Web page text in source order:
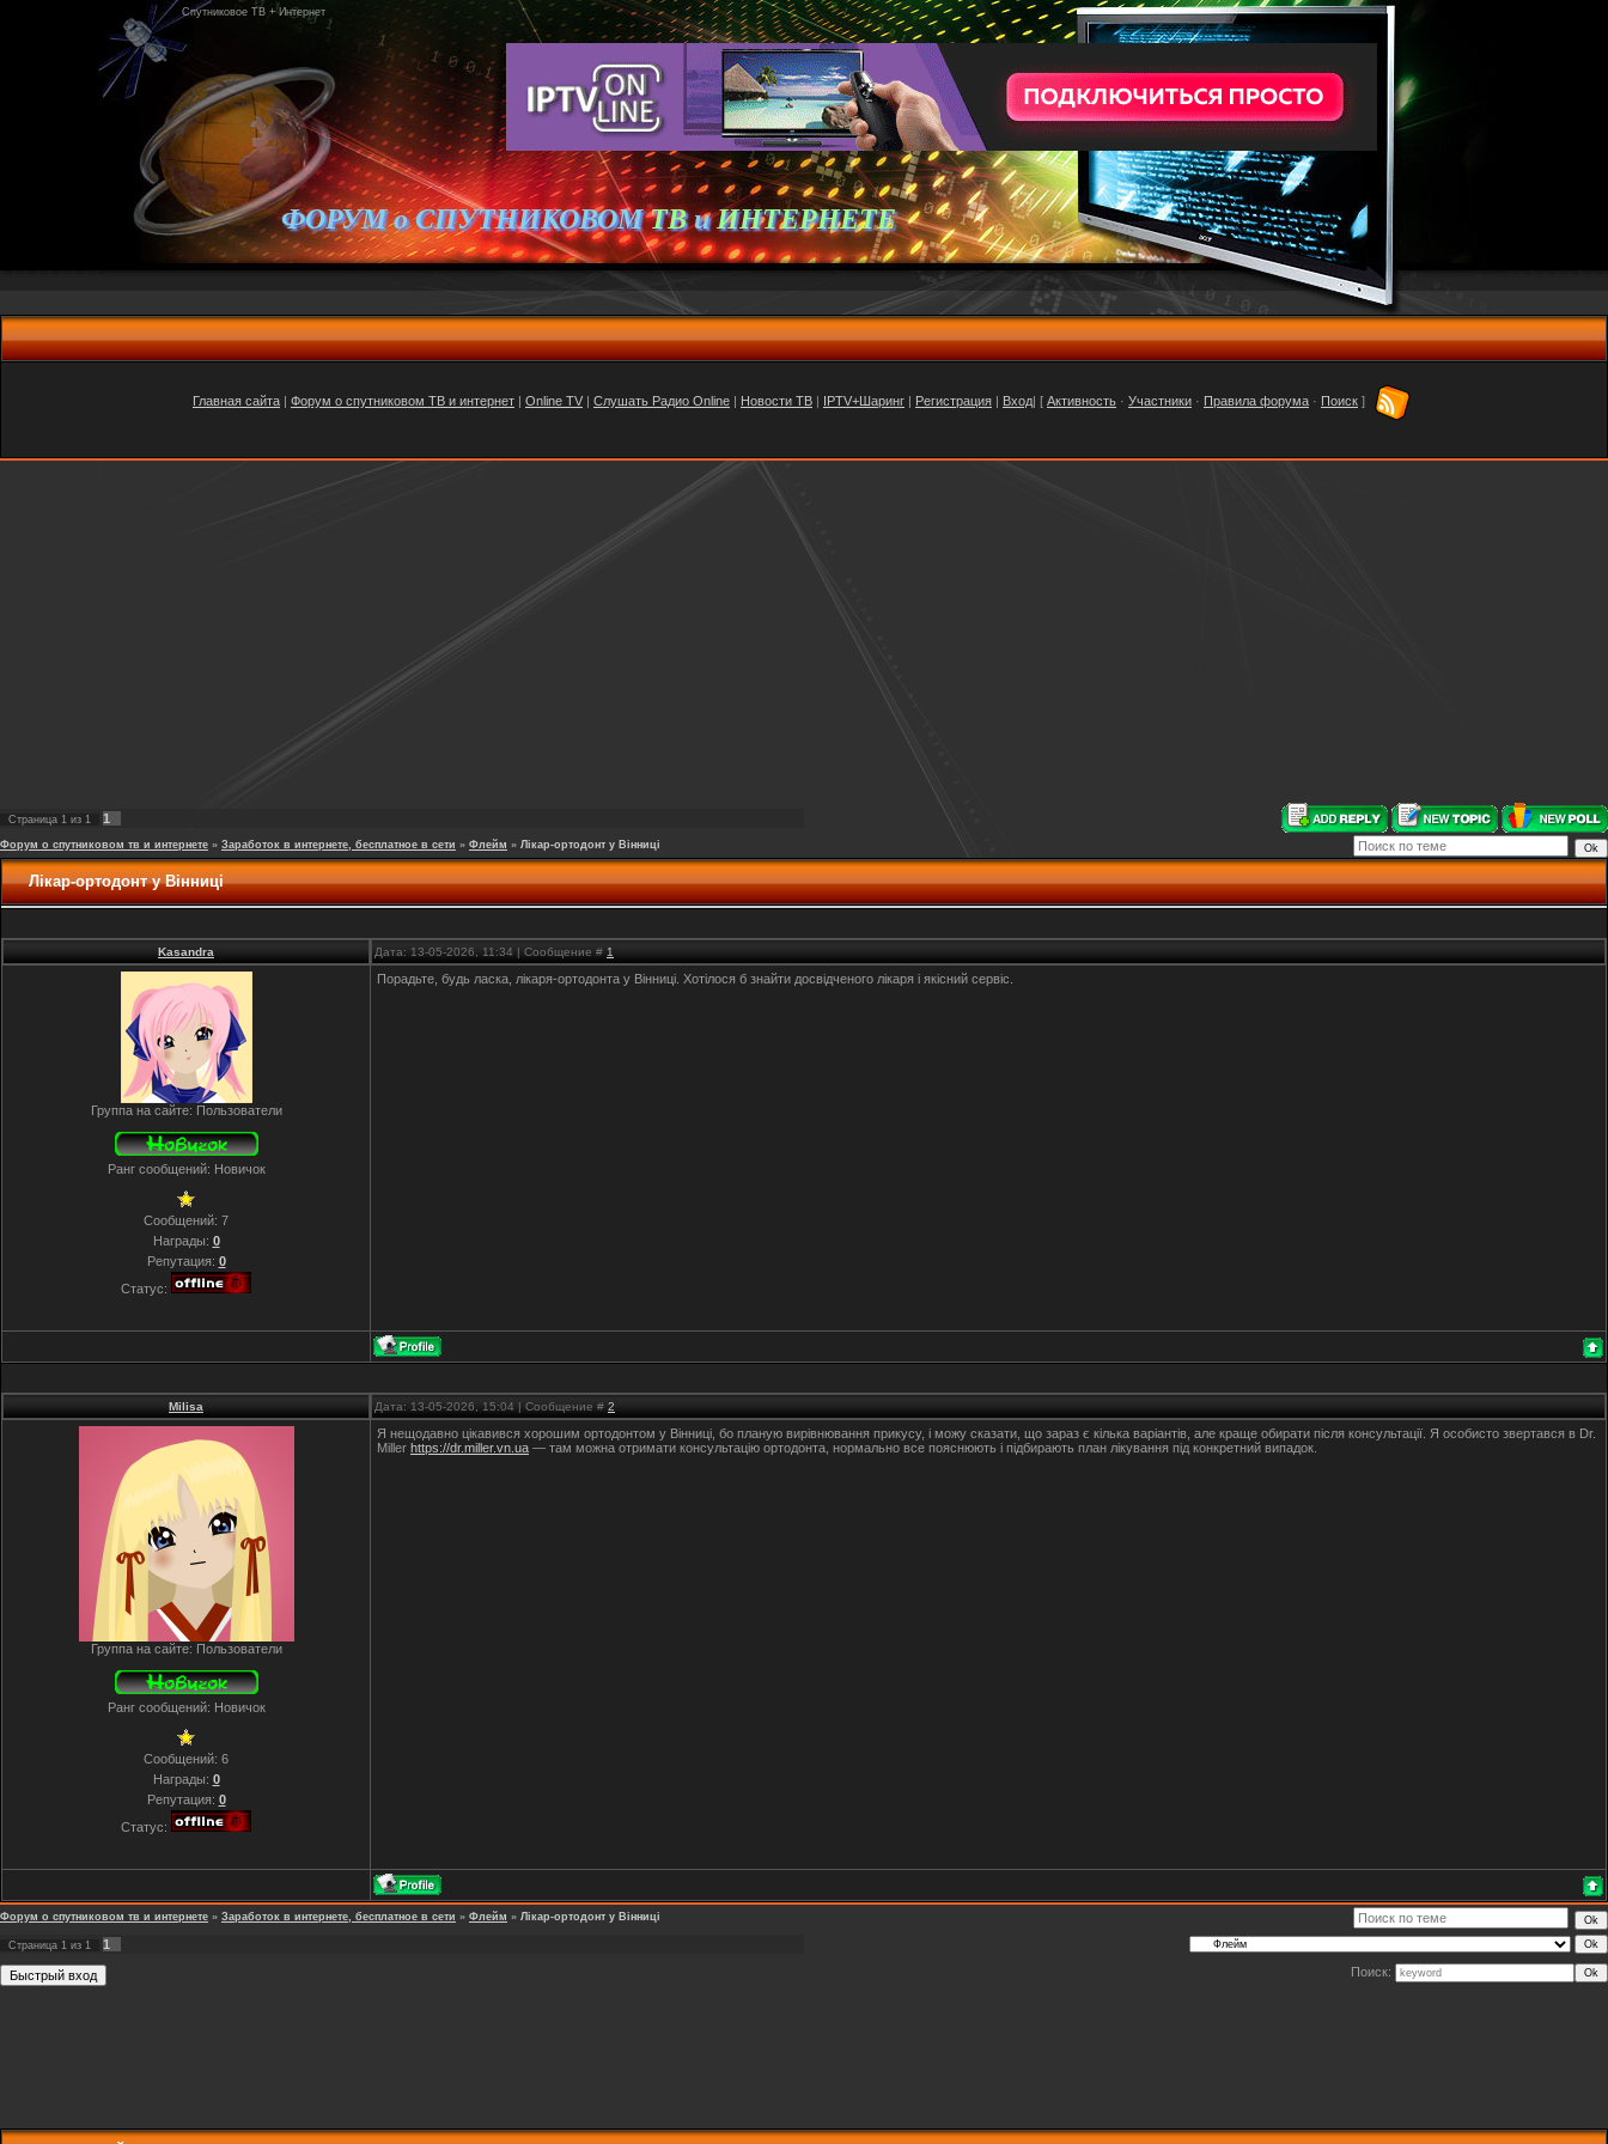
Спутниковое ТВ + Интернет
ФОРУМ о СПУТНИКОВОМТВиИНТЕРНЕТЕ
Главная сайта Форум о спутниковом ТВ и интернет Online TV Слушать Радио Online Новости ТВ IPTV+Шаринг Регистрация Вход | [ Активность · Участники · Правила форума · Поиск ]
Страница 1 из 1 1
Форум о спутниковом тв и интернете » Заработок в интернете, бесплатное в сети » Флейм » Лікар-ортодонт у Вінниці
Лікар-ортодонт у Вінниці
Kasandra Дата: 13-05-2026, 11:34 | Сообщение # 1
Группа на сайте: Пользователи
Ранг сообщений: Новичок
Сообщений: 7
Награды: 0
Репутация: 0
Статус:
Порадьте, будь ласка, лікаря-ортодонта у Вінниці. Хотілося б знайти досвідченого лікаря і якісний сервіс.
Milisa Дата: 13-05-2026, 15:04 | Сообщение # 2
Группа на сайте: Пользователи
Ранг сообщений: Новичок
Сообщений: 6
Награды: 0
Репутация: 0
Статус:
Я нещодавно цікавився хорошим ортодонтом у Вінниці, бо планую вирівнювання прикусу, і можу сказати, що зараз є кілька варіантів, але краще обирати після консультації. Я особисто звертався в Dr.
Miller https://dr.miller.vn.ua — там можна отримати консультацію ортодонта, нормально все пояснюють і підбирають план лікування під конкретний випадок.
Форум о спутниковом тв и интернете » Заработок в интернете, бесплатное в сети » Флейм » Лікар-ортодонт у Вінниці
Страница 1 из 1
1
Поиск: